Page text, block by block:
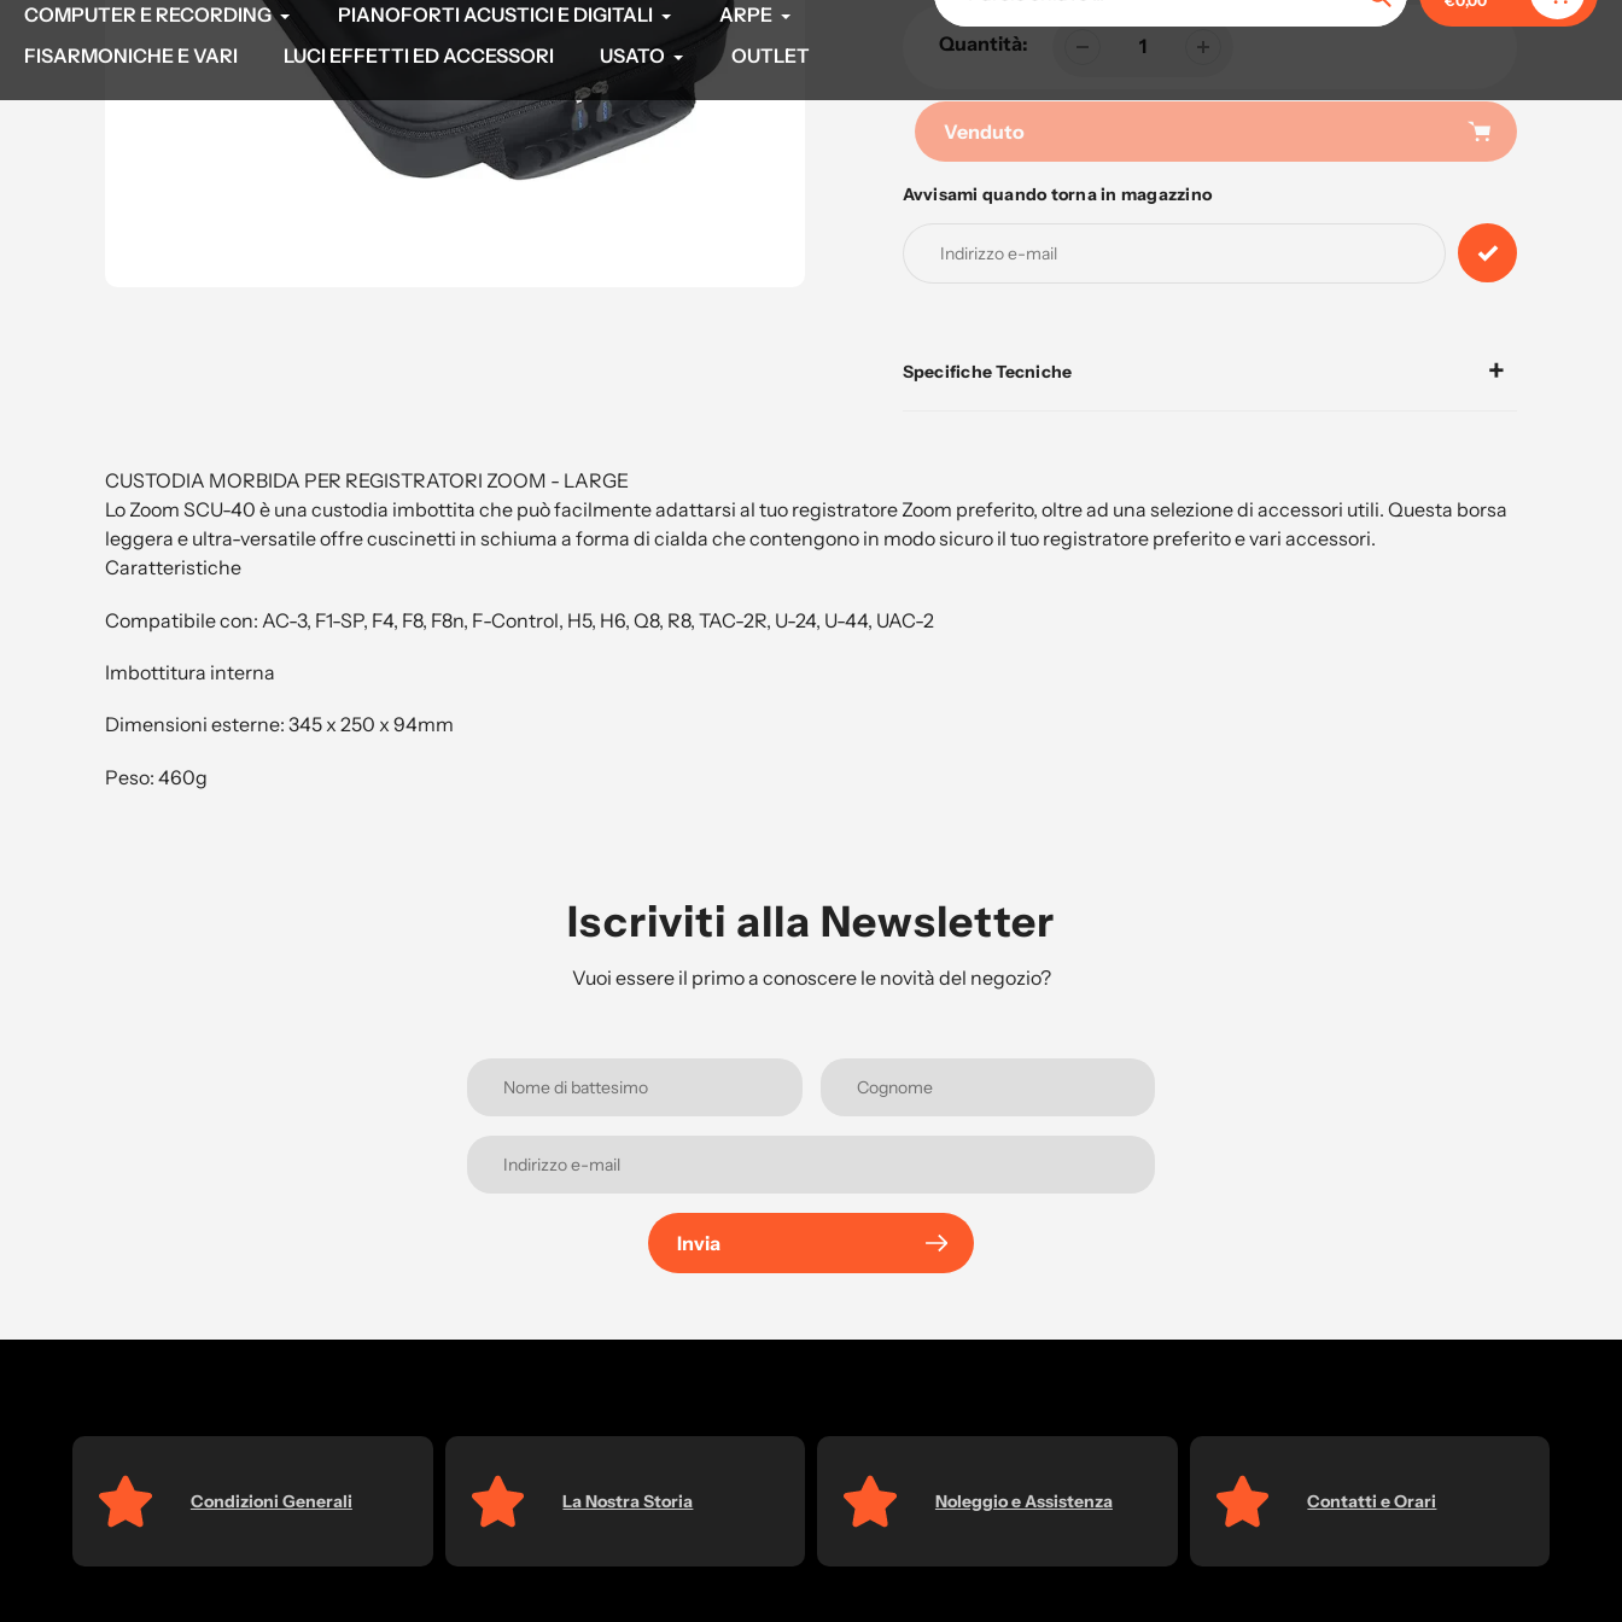
COMPUTER E RECORDING
PIANOFORTI ACUSTICI E DIGITALI
ARPE
FISARMONICHE E VARI
LUCI EFFETTI ED ACCESSORI USATO OUTLET
Ricerca
Quantità:
Venduto
Aggiunta
prodotto
Avvisami quando torna in magazzino
Specifiche Tecniche
CUSTODIA MORBIDA PER REGISTRATORI ZOOM - LARGE
Lo Zoom SCU-40 è una custodia imbottita che può facilmente adattarsi al tuo registratore Zoom preferito, oltre ad una selezione di accessori utili. Questa borsa
leggera e ultra-versatile offre cuscinetti in schiuma a forma di cialda che contengono in modo sicuro il tuo registratore preferito e vari accessori.
Caratteristiche
Compatibile con: AC-3, F1-SP, F4, F8, F8n, F-Control, H5, H6, Q8, R8, TAC-2R, U-24, U-44, UAC-2
Imbottitura interna
Dimensioni esterne: 345 x 250 x 94mm
Peso: 460g
Iscriviti alla Newsletter
Vuoi essere il primo a conoscere le novità del negozio?
Invia
Condizioni Generali La Nostra Storia Noleggio e Assistenza Contatti e Orari